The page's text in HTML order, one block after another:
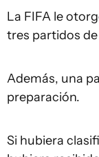
La FIFA le
tres partidos
Además, una
preparación.
Si hubiera